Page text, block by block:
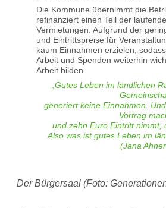
Die Kommune übernimmt die
refinanziert einen Teil der
Vermietungen. Aufgrund der
und Eintrittspreise für
kaum Einnahmen erzielen,
Arbeit und Spenden weiterhin
Arbeit bilden.
„Gutes Leben im ländlichen
generiert keine Einnahmen.
Vortrag
und zehn Euro Eintritt nimmt,
Also was ist gutes Leben im
(Jana
Der Bürgersaal (Foto: